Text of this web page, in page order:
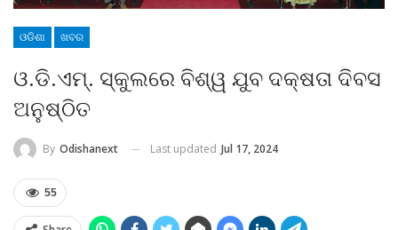
ଓଡିଶା ଖବର
ଓ.ଡି.ଏମ୍. ସ୍କୁଲରେ ବିଶ୍ୱ ଯୁବ ଦକ୍ଷତା ଦିବସ
ଅନୁଷ୍ଠିତ
By Odishanext Last updated Jul 17, 2024
55